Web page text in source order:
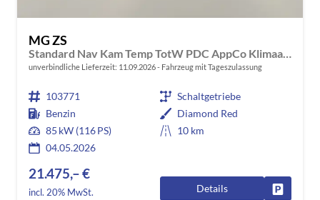
MG ZS
unverbindliche Lieferzeit: 11.09.2026 Fahrzeug mit Tageszulassung
103771
Schaltgetriebe
Benzin
Diamond Red
85 kW (116 PS)
10 km
04.05.2026
21.475,– €
incl. 20% MwSt.
Details